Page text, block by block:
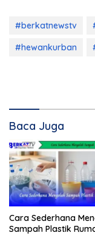
#berkatnewstv
#hewankurban
Baca Juga
Cara Sederhana
Sampah Plastik